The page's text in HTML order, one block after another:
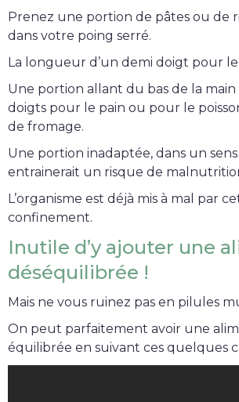
Prenez une portion de pâtes ou de
dans votre poing serré.
La longueur d’un demi doigt pour
Une portion allant du bas de la
doigts pour le pain ou pour le
de fromage.
Une portion inadaptée, dans un
entrainerait un risque de
L’organisme est déjà mis à mal par
confinement.
Inutile d’y ajouter une
déséquilibrée !
Mais ne vous ruinez pas en pilules
On peut parfaitement avoir une
équilibrée en suivant ces quelques